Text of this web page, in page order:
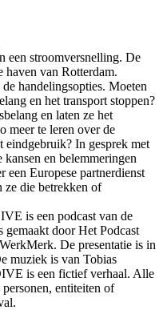
stroomversnelling. De
haven van Rotterdam.
handelingsopties. Moeten
en het transport stoppen?
en laten ze het
meer te leren over de
eindgebruik? In gesprek met
en belemmeringen
Europese partnerdienst
ze die betrekken of
is een podcast van de
door Het Podcast
De presentatie is in
muziek is van Tobias
is een fictief verhaal. Alle
personen, entiteiten of